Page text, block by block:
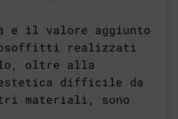
e il valore aggiunto
realizzati
oltre alla
difficile da
materiali, sono